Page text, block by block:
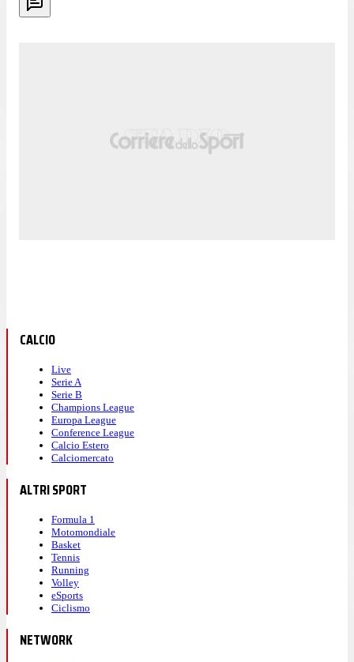
CALCIO
Live
Serie A
Serie B
Champions League
Europa League
Conference League
Calcio Estero
Calciomercato
ALTRI SPORT
Formula 1
Motomondiale
Basket
Tennis
Running
Volley
eSports
Ciclismo
NETWORK